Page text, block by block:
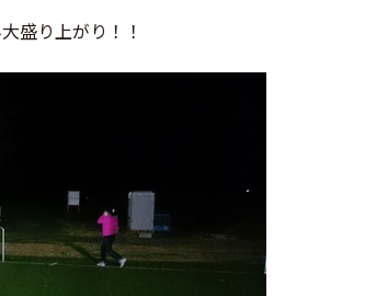
盛り上がり！！